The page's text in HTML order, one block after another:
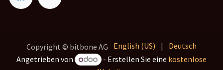
Copyright © bitbone AG English (US) |
Deutsch
Angetrieben von
- Erstellen Sie eine kostenlose